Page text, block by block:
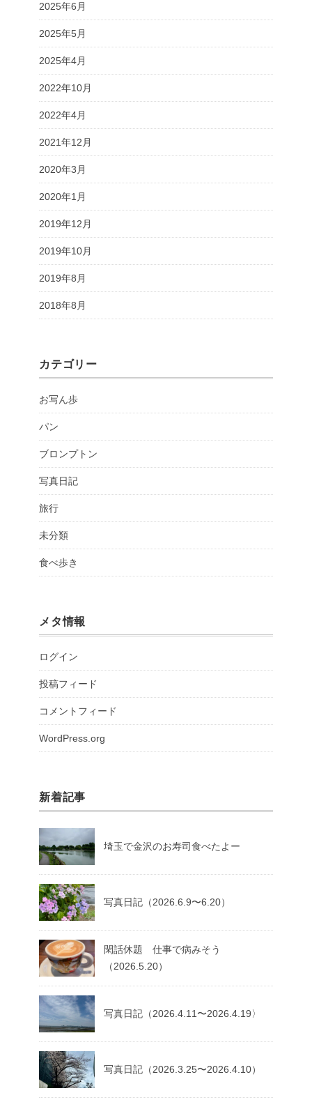
2025年6月
2025年5月
2025年4月
2022年10月
2022年4月
2021年12月
2020年3月
2020年1月
2019年12月
2019年10月
2019年8月
2018年8月
カテゴリー
お写ん歩
パン
ブロンプトン
写真日記
旅行
未分類
食べ歩き
メタ情報
ログイン
投稿フィード
コメントフィード
WordPress.org
新着記事
埼玉で金沢のお寿司食べたよー
写真日記（2026.6.9〜6.20）
閑話休題 仕事で病みそう
（2026.5.20）
写真日記（2026.4.11〜2026.4.19〉
写真日記（2026.3.25〜2026.4.10）